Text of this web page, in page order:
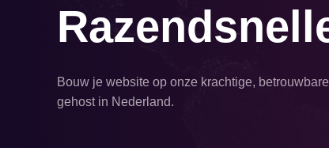
Bouw je website op onze krachtige,
gehost in Nederland.